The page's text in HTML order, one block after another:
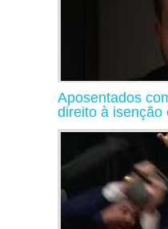
Aposentados
direito à isenção